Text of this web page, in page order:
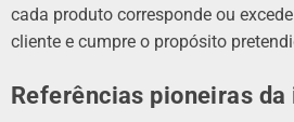
cada produto corresponde ou
cliente e cumpre o propósito
Referências pioneiras